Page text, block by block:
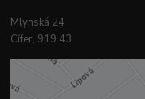
Mlynská 24
Cífer, 919 43